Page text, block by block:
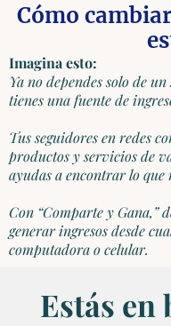
Cómo
Imagina esto:
Ya no dependes solo de
tienes una fuente de
Tus seguidores en redes
productos y servicios de
ayudas a encontrar lo que
Con “Comparte y Gana,”
generar ingresos desde
computadora o celular.
Estás en